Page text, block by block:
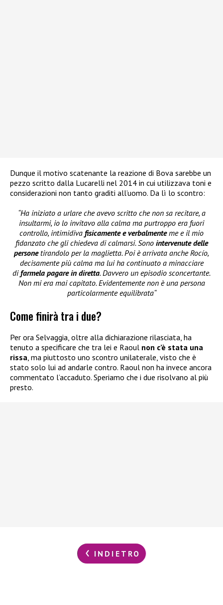
Dunque il motivo scatenante la reazione di Bova sarebbe un
pezzo scritto dalla Lucarelli nel 2014 in cui utilizzava toni e
considerazioni non tanto graditi all’uomo. Da lì lo scontro:
“Ha iniziato a urlare che avevo scritto che non sa recitare, a
insultarmi, io lo invitavo alla calma ma purtroppo era fuori
controllo, intimidiva fisicamente e verbalmenteme e il mio
fidanzato che gli chiedeva di calmarsi. Sono intervenute delle
personetirandolo per la maglietta. Poi è arrivata anche Rocío,
decisamente più calma ma lui ha continuato a minacciare
di farmela pagare in diretta. Davvero un episodio sconcertante.
Non mi era mai capitato. Evidentemente non è una persona
particolarmente equilibrata“
Come finirà tra i due?
Per ora Selvaggia, oltre alla dichiarazione rilasciata, ha
tenuto a specificare che tra lei e Raoul non c’è stata una
rissa , ma piuttosto uno scontro unilaterale, visto che è
stato solo lui ad andarle contro. Raoul non ha invece ancora
commentato l’accaduto. Speriamo che i due risolvano al più
presto.
INDIETRO